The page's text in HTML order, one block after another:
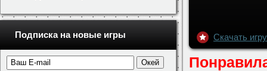
Подписка на новые игры Скачать